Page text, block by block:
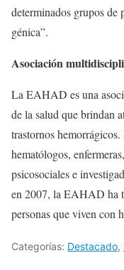
determinados grupos de
génica”.
Asociación
La EAHAD es una
de la salud que brindan
trastornos
hematólogos,
psicosociales e
en 2007, la EAHAD ha
personas que viven con
Categorías: Destacado,